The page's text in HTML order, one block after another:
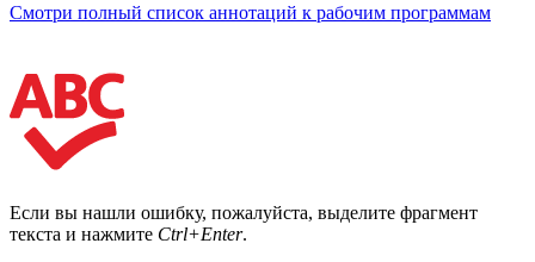
Смотри полный список аннотаций к рабочим программам
Если вы нашли ошибку, пожалуйста, выделите фрагмент
текста и нажмите Ctrl+Enter.